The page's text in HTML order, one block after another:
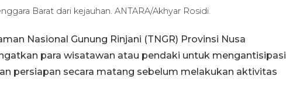
Barat dari kejauhan. ANTARA/Akhyar Rosidi.
Nasional Gunung Rinjani (TNGR) Provinsi Nusa
para wisatawan atau pendaki untuk mengantisipasi
persiapan secara matang sebelum melakukan aktivitas